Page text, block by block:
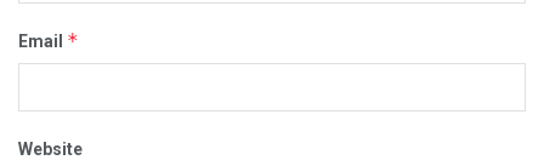
Email *
Website